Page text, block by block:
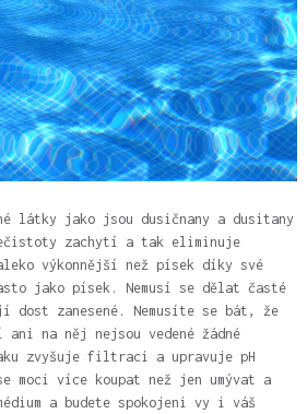
látky jako jsou dusičnany a dusitany
zachytí a tak eliminuje
výkonnější než písek díky své
jako písek. Nemusí se dělat časté
zanesené. Nemusíte se bát, že
na něj nejsou vedené žádné
zvyšuje filtraci a upravuje pH
moci více koupat než jen umývat a
a budete spokojeni vy i váš